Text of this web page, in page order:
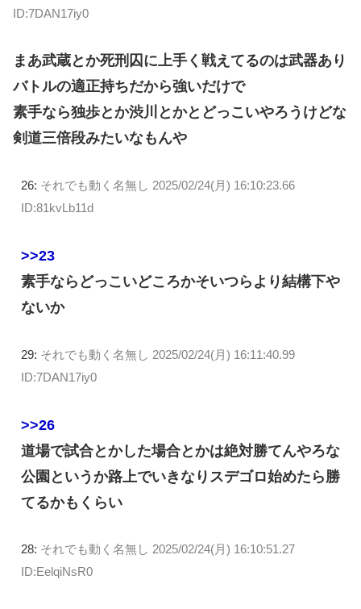
ID:7DAN17iy0
まあ武蔵とか死刑囚に上手く戦えてるのは武器あり
バトルの適正持ちだから強いだけで
素手なら独歩とか渋川とかとどっこいやろうけどな
剣道三倍段みたいなもんや
26: それでも動く名無し 2025/02/24(月) 16:10:23.66
ID:81kvLb11d
>>23
素手ならどっこいどころかそいつらより結構下や
ないか
29: それでも動く名無し 2025/02/24(月) 16:11:40.99
ID:7DAN17iy0
>>26
道場で試合とかした場合とかは絶対勝てんやろな
公園というか路上でいきなりスデゴロ始めたら勝
てるかもくらい
28: それでも動く名無し 2025/02/24(月) 16:10:51.27
ID:EelqiNsR0